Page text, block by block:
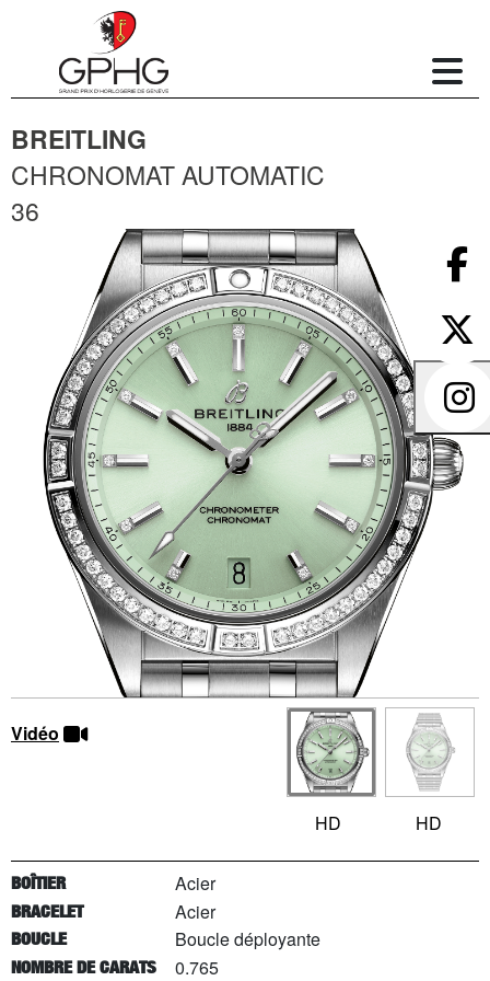
BREITLING
CHRONOMAT AUTOMATIC
36
Vidéo
HD HD
BOÎTIER Acier
BRACELET Acier
BOUCLE Boucle déployante
NOMBRE DE CARATS 0.765